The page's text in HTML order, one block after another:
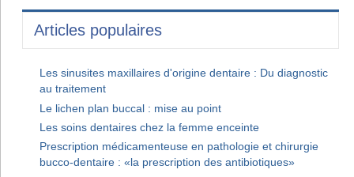
Articles populaires
Les sinusites maxillaires d'origine dentaire : Du diagnostic
au traitement
Le lichen plan buccal : mise au point
Les soins dentaires chez la femme enceinte
Prescription médicamenteuse en pathologie et chirurgie
bucco-dentaire : «la prescription des antibiotiques»